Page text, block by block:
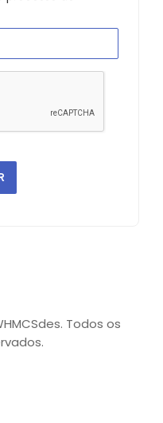
Todos os